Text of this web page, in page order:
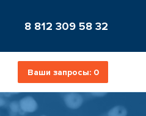
8 812 309 58 32
Ваши запросы: 0